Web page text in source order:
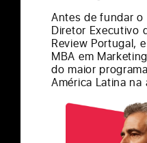
Antes de fundar
Diretor Executivo
Review Portugal,
MBA em
do maior
América Latina na